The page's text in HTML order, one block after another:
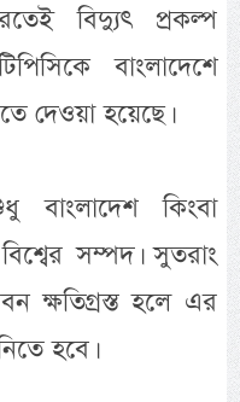
বিদ্যুৎ প্রকল্প
বাংলাদেশে
দেওয়া হয়েছে।
কিংবা
সম্পদ। সুতরাং
ক্ষতিগ্রস্ত হলে এর
হবে।